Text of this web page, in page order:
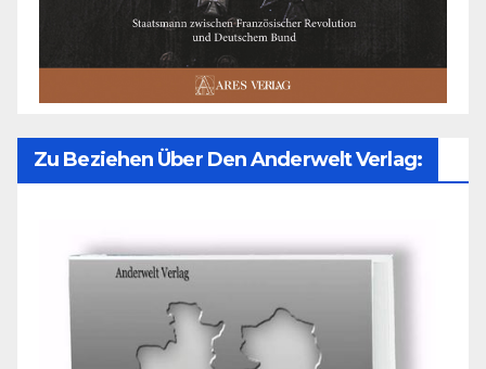
Zu Beziehen Über Den Anderwelt Verlag: